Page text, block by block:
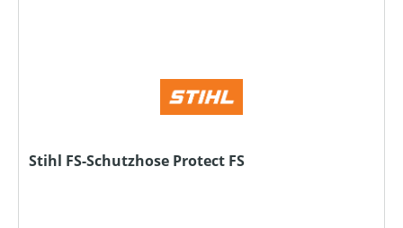
Stihl FS-Schutzhose Protect FS